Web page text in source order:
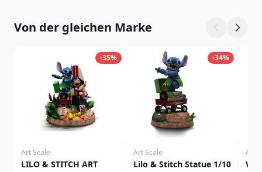
Von der gleichen Marke
-35%
Art Scale
LILO & STITCH ART
-34%
Art Scale
Lilo & Stitch Statue 1/10
Art